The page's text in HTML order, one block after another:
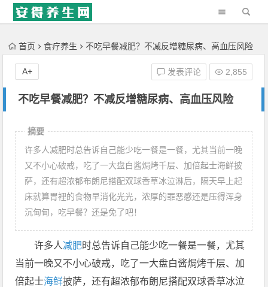
'); })();
首页 食疗养生 不吃早餐减肥？不减反增糖尿病、高血压风险
不吃早餐减肥？不减反增糖尿病、高血压风险
发表评论 2,855
A+
摘要
许多人减肥时总告诉自己能少吃一餐是一餐，尤其当前一晚
又不小心破戒，吃了一大盘白酱焗烤千层、加倍起士海鲜披
萨，还有超浓郁布朗尼搭配双球香草冰泣淋后，隔天早上起
床就算胃裡的食物早消化光光，浓厚的罪恶感还是压得浑身
沉甸甸，吃早餐？还是免了吧！
许多人减肥时总告诉自己能少吃一餐是一餐，尤其
当前一晚又不小心破戒，吃了一大盘白酱焗烤千层、加
倍起士海鲜披萨，还有超浓郁布朗尼搭配双球香草冰泣